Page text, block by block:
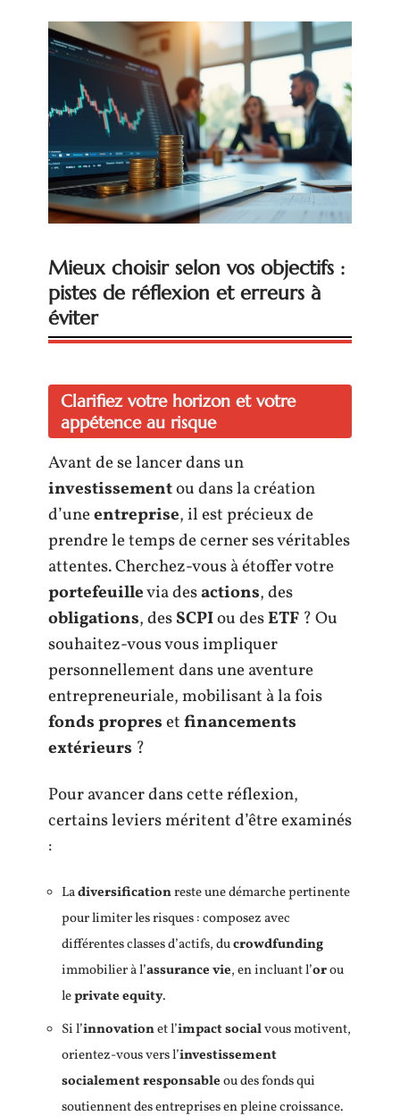
Mieux choisir selon vos objectifs :
pistes de réflexion et erreurs à
éviter
Clarifiez votre horizon et votre
appétence au risque
Avant de se lancer dans un
investissementou dans la création
d’uneentreprise, il est précieux de
prendre le temps de cerner ses véritables
attentes. Cherchez-vous à étoffer votre
portefeuillevia desactions, des
obligations, desSCPIou desETF ? Ou
souhaitez-vous vous impliquer
personnellement dans une aventure
entrepreneuriale, mobilisant à la fois
fonds propresetfinancements
extérieurs ?
Pour avancer dans cette réflexion,
certains leviers méritent d’être examinés
:
Ladiversificationreste une démarche pertinente
pour limiter les risques : composez avec
différentes classes d’actifs, ducrowdfunding
immobilier à l’assurance vie, en incluant l’orou
leprivate equity.
Si l’innovationet l’impact socialvous motivent,
orientez-vous vers l’investissement
socialement responsableou des fonds qui
soutiennent des entreprises en pleine croissance.